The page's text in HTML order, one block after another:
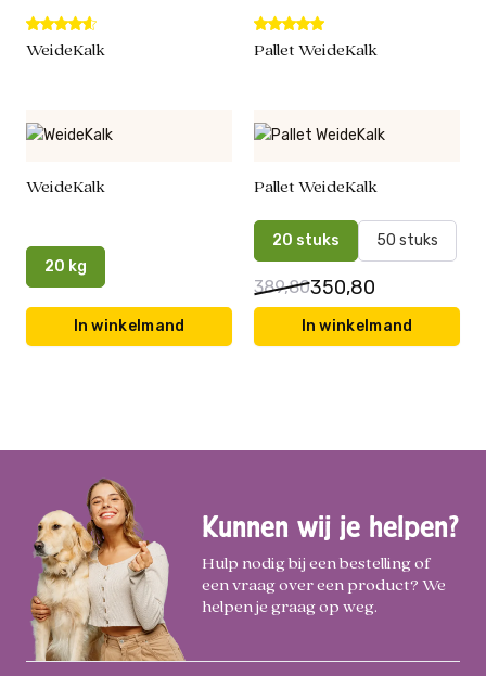
WeideKalk Pallet WeideKalk
WeideKalk
20 kg
In winkelmand
Pallet WeideKalk
20 stuks 50 stuks
389,80350,80
In winkelmand
Kunnen wij je helpen?
Hulp nodig bij een bestelling of
een vraag over een product? We
helpen je graag op weg.